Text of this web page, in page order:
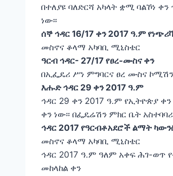
በተለያዩ ባለድርሻ አካላት ቋሚ ባልኾነ
ነው፡፡
ሰኞ ኅዳር 16/17 ቀን 2017 ዓ.ም
መስኖና ቆላማ አካባቢ ሚኒስቴር
ዓርብ ኅዳር- 27/17 የፀረ-ሙስና ቀን
በኢፌዴሪ ሥነ ምግባርና ፀረ ሙስና ኮሚሽን
እሑድ ኅዳር 29 ቀን 2017 ዓ.ም
ኅዳር 29 ቀን 2017 ዓ.ም የኢትዮጵያ
ቀን ነው፡፡ በፌዴሬሽን ምክር ቤት
ኅዳር 2017 የዓርብቶአደሮች ልማት
መስኖና ቆላማ አካባቢ ሚኒስቴር
ኅዳር 2017 ዓ.ም ዓለም አቀፍ ሕገ-ወጥ
መከላከል ቀን